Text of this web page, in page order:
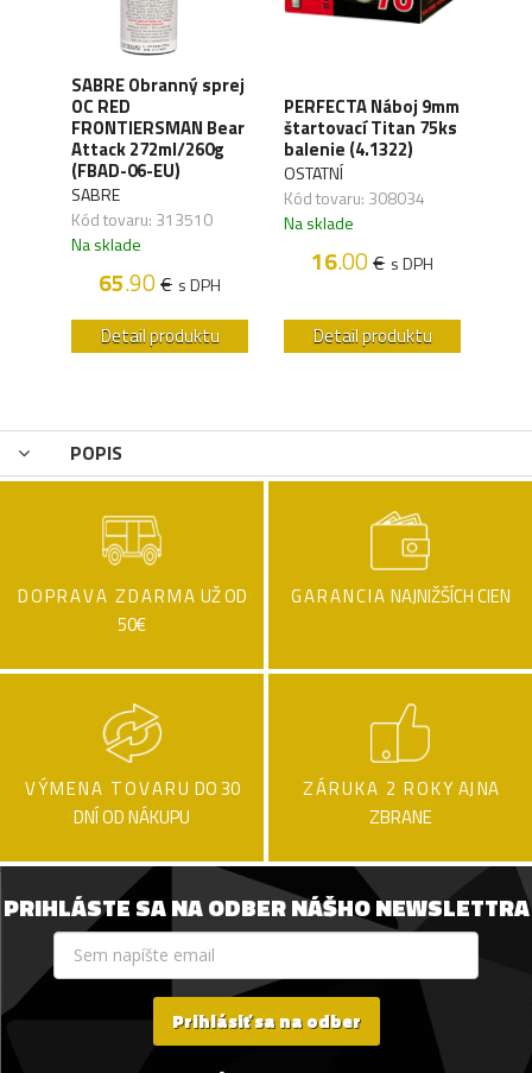
SABRE Obranný sprej
OC RED
FRONTIERSMAN Bear
Attack 272ml/260g
(FBAD-06-EU)
SABRE
Kód tovaru: 313510
Na sklade
65.90€ s DPH
Detail produktu
PERFECTA Náboj 9mm
štartovací Titan 75ks
balenie (4.1322)
OSTATNÍ
Kód tovaru: 308034
Na sklade
16.00€ s DPH
Detail produktu
POPIS
DOPRAVA ZDARMA UŽ OD
50€
GARANCIA NAJNIŽŠÍCH CIEN
VÝMENA TOVARU DO 30
DNÍ OD NÁKUPU
ZÁRUKA 2 ROKY AJ NA
ZBRANE
PRIHLÁSTE SA NA ODBER NÁŠHO NEWSLETTRA
Prihlásiť sa na odber